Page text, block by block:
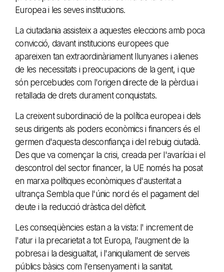
Europea i les seves institucions.
La ciutadania assisteix a aquestes eleccions amb poca
convicció, davant institucions europees que
apareixen tan extraordinàriament llunyanes i alienes
de les necessitats i preocupacions de la gent, i que
són percebudes com l'origen directe de la pèrdua i
retallada de drets durament conquistats.
La creixent subordinació de la política europea i dels
seus dirigents als poders econòmics i financers és el
germen d'aquesta desconfiança i del rebuig ciutadà.
Des que va començar la crisi, creada per l'avarícia i el
descontrol del sector financer, la UE només ha posat
en marxa polítiques econòmiques d'austeritat a
ultrança Sembla que l'únic nord és el pagament del
deute i la reducció dràstica del dèficit.
Les conseqüències estan a la vista: l' increment de
l'atur i la precarietat a tot Europa, l'augment de la
pobresa i la desigualtat, i l'aniquilament de serveis
públics bàsics com l'ensenyament i la sanitat.